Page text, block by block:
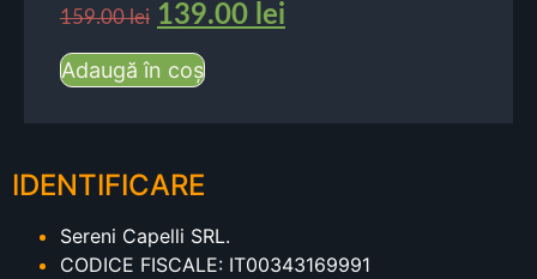
159.00lei 139.00 lei
Adaugă în coș
IDENTIFICARE
Sereni Capelli SRL.
CODICE FISCALE: IT00343169991